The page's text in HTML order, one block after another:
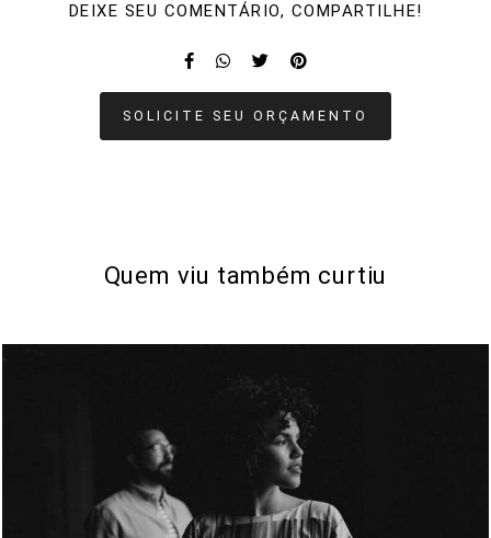
DEIXE SEU COMENTÁRIO, COMPARTILHE!
SOLICITE SEU ORÇAMENTO
Quem viu também curtiu